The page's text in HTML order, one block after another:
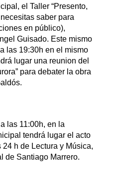
el Taller “Presento,
saber para
en público),
Guisado. Este mismo
las 19:30h en el mismo
lugar una reunion del
para debater la obra
las 11:00h, en la
tendrá lugar el acto
h de Lectura y Música,
de Santiago Marrero.